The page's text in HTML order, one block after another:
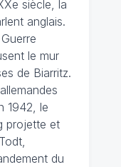
siècle, la
anglais.
le mur
de Biarritz.
1942, le
projette et
du